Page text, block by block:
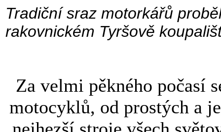
Tradiční sraz motorkářů
rakovnickém Tyršově
Za velmi pěkného počasí
motocyklů, od prostých a